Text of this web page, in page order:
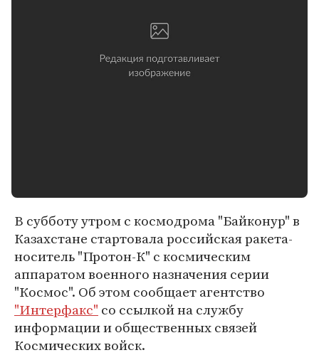
В субботу утром с космодрома "Байконур" в
Казахстане стартовала российская ракета-
носитель "Протон-К" c космическим
аппаратом военного назначения серии
"Космос". Об этом сообщает агентство
"Интерфакс" со ссылкой на службу
информации и общественных связей
Космических войск.